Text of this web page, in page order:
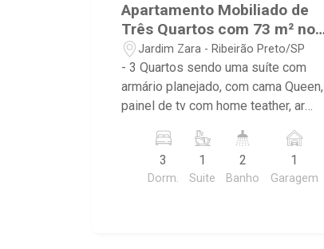
Apartamento Mobiliado de
Três Quartos com 73 m² no
Bairro Jardim Zara//
Jardim Zara - Ribeirão Preto/SP
- 3 Quartos sendo uma suíte com
armário planejado, com cama Queen,
painel de tv com home teather, ar
blackout - 2 Quartos cama Queen,
cortina Black out sendo um deles
com painel para televisão - Banheiro da
3
Dorm.
1
Suite
2
Banho
1
Garagem